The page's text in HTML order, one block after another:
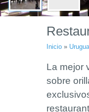
Inicio »
La mejor
sobre